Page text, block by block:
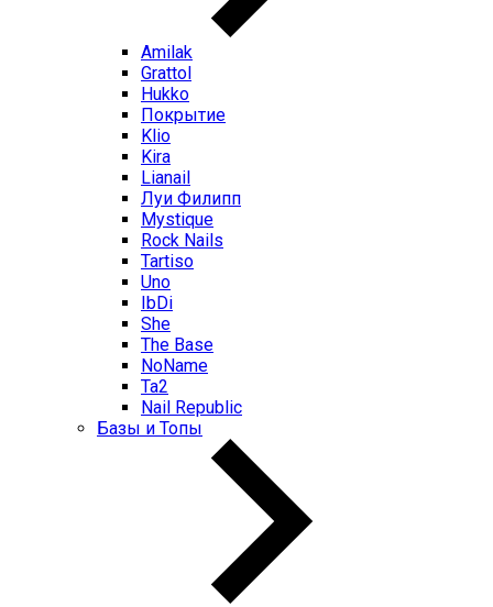
Amilak
Grattol
Hukko
Покрытие
Klio
Kira
Lianail
Луи Филипп
Mystique
Rock Nails
Tartiso
Uno
IbDi
She
The Base
NoName
Ta2
Nail Republic
Базы и Топы